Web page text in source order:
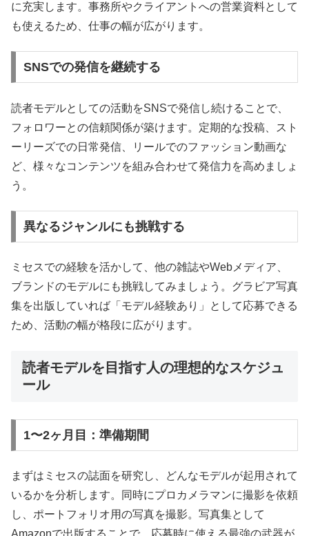
に充実します。事務所やクライアントへの営業資料として
も使えるため、仕事の幅が広がります。
SNSでの発信を継続する
読者モデルとしての活動をSNSで発信し続けることで、
フォロワーとの信頼関係が築けます。定期的な投稿、スト
ーリーズでの日常発信、リールでのファッション動画な
ど、様々なコンテンツを組み合わせて発信力を高めましょ
う。
異なるジャンルにも挑戦する
ミセスでの経験を活かして、他の雑誌やWebメディア、
ブランドのモデルにも挑戦してみましょう。グラビア写真
集を出版していれば「モデル経験あり」として応募できる
ため、活動の幅が格段に広がります。
読者モデルを目指す人の理想的なスケジュ
ール
1〜2ヶ月目：準備期間
まずはミセスの誌面を研究し、どんなモデルが起用されて
いるかを分析します。同時にプロカメラマンに撮影を依頼
し、ポートフォリオ用の写真を撮影。写真集として